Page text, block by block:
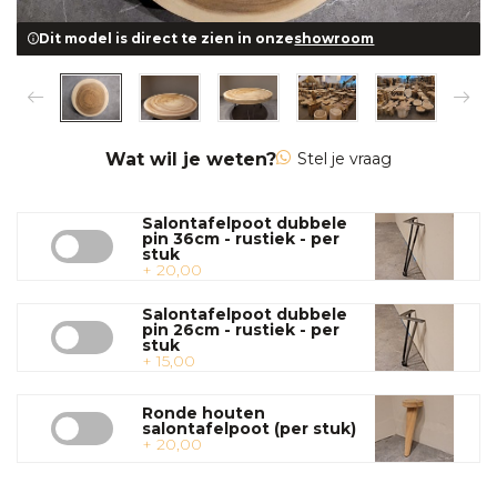
Dit model is direct te zien in onzeshowroom
Wat wil je weten? Stel je vraag
Salontafelpoot dubbele
pin 36cm - rustiek - per
stuk
+ 20,00
Salontafelpoot dubbele
pin 26cm - rustiek - per
stuk
+ 15,00
Ronde houten
salontafelpoot (per stuk)
+ 20,00